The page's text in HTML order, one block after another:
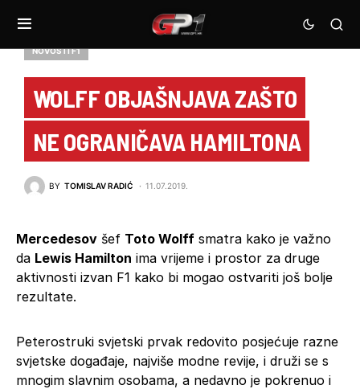
NOVOSTI F1
WOLFF OBJAŠNJAVA ZAŠTO
NE OGRANIČAVA HAMILTONA
BY TOMISLAV RADIĆ 11.07.2019.
Mercedesov šef Toto Wolff smatra kako je važno
da Lewis Hamilton ima vrijeme i prostor za druge
aktivnosti izvan F1 kako bi mogao ostvariti još bolje
rezultate.
Peterostruki svjetski prvak redovito posjećuje razne
svjetske događaje, najviše modne revije, i druži se s
mnogim slavnim osobama, a nedavno je pokrenuo i